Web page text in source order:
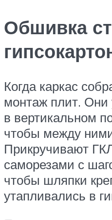
Обшивка
Когда каркас
монтаж плит. Они
в вертикальном
чтобы между
Прикручивают
саморезами с
чтобы шляпки
утапливались в